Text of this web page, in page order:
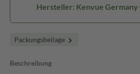
Hersteller: Kenvue Germany
Packungsbeilage
Beschreibung